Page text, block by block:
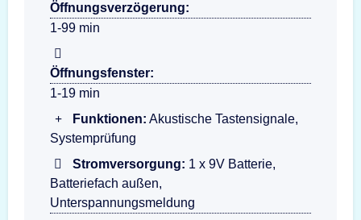
Öffnungsverzögerung:
1-99 min
Öffnungsfenster:
1-19 min
Funktionen: Akustische Tastensignale,
Systemprüfung
Stromversorgung: 1 x 9V Batterie,
Batteriefach außen,
Unterspannungsmeldung